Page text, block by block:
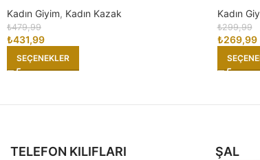
Kadın Giyim, Kadın Kazak
₺479,99
₺431,99
SEÇENEKLER
Kadın
₺299,99
₺269,99
TELEFON KILIFLARI ŞAL